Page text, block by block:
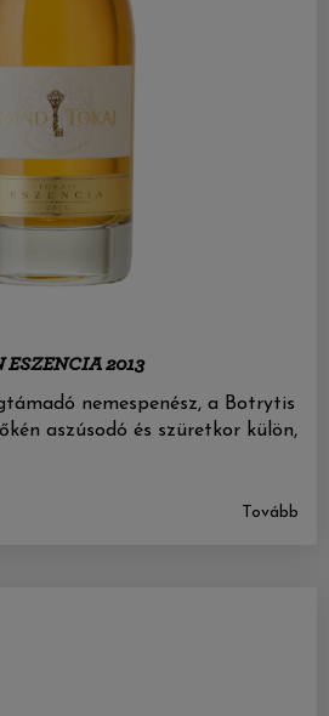
ESZENCIA 2013
nemespenész, a Botrytis
aszúsodó és szüretkor külön,
Tovább